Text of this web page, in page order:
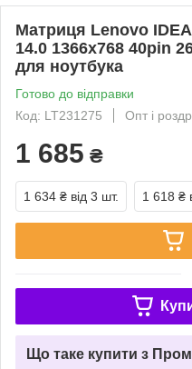
Матриця Lenovo
14.0 1366x768 40pin
для ноутбука
Готово до відправки
Код: LT231275
Опт і
1 685 ₴
1 634 ₴ від 3 шт. 1 618 ₴
Що таке купити з